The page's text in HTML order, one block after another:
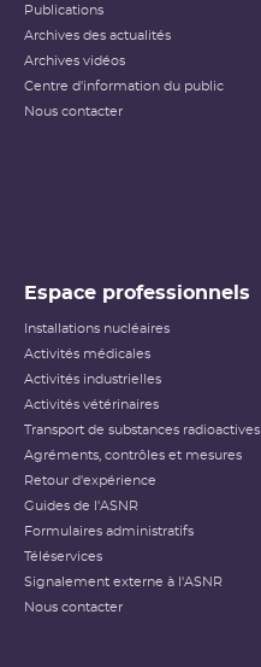
Publications
Archives des actualités
Archives vidéos
Centre d'information du public
Nous contacter
Espace professionnels
Installations nucléaires
Activités médicales
Activités industrielles
Activités vétérinaires
Transport de substances radioactives
Agréments, contrôles et mesures
Retour d'expérience
Guides de l'ASNR
Formulaires administratifs
Téléservices
Signalement externe à l'ASNR
Nous contacter